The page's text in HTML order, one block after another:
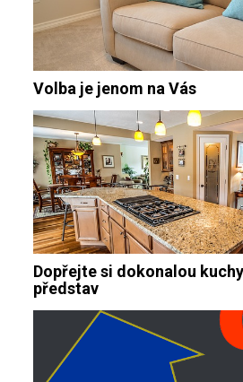
Volba je jenom na Vás
Dopřejte si dokonalou
představ